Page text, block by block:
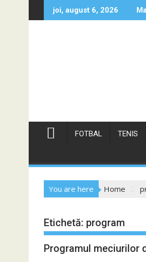
to
joi, august 6, 2026
FOTBAL TENIS
You are here Home
Etichetă: program
Programul meciurilor